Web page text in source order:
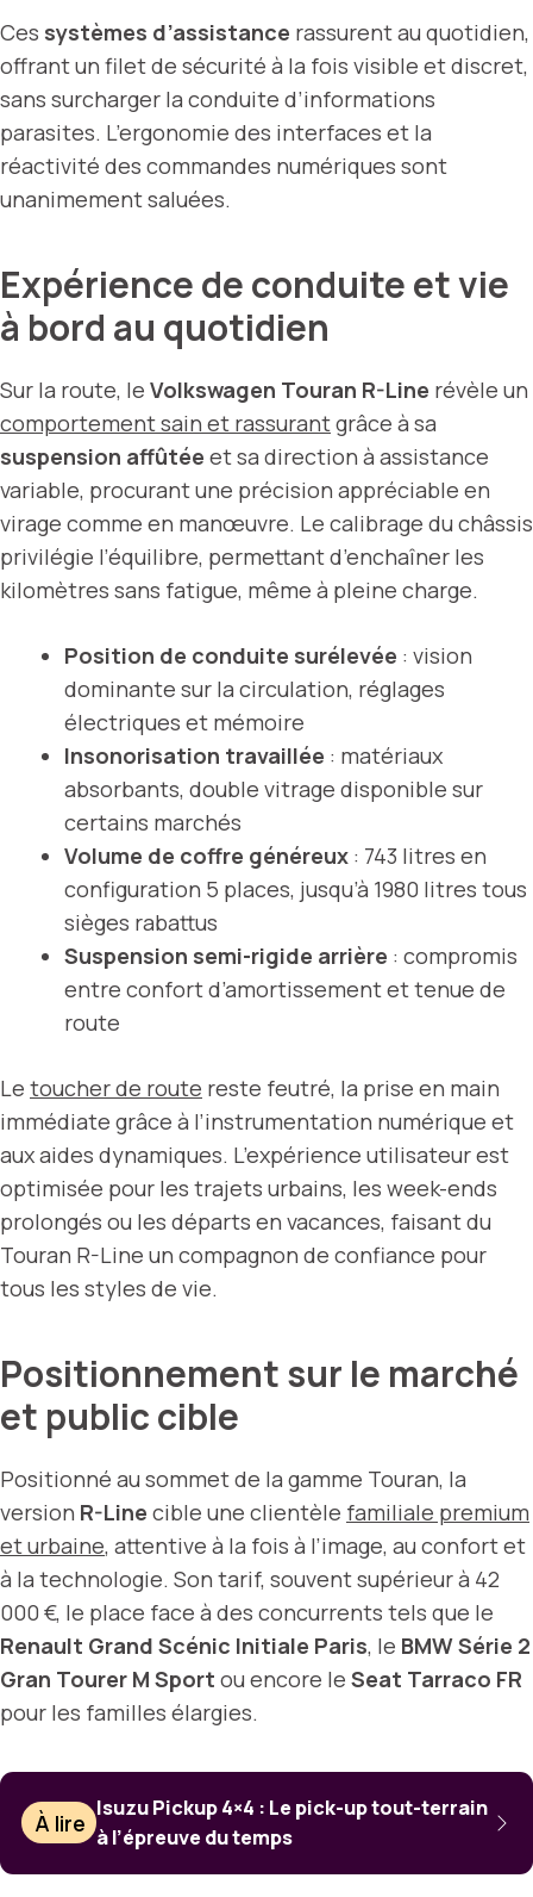
Ces systèmes d’assistance rassurent au quotidien,
offrant un filet de sécurité à la fois visible et discret,
sans surcharger la conduite d’informations
parasites. L’ergonomie des interfaces et la
réactivité des commandes numériques sont
unanimement saluées.
Expérience de conduite et vie
à bord au quotidien
Sur la route, le Volkswagen Touran R-Line révèle un
comportement sain et rassurantgrâce à sa
suspension affûtée et sa direction à assistance
variable, procurant une précision appréciable en
virage comme en manœuvre. Le calibrage du châssis
privilégie l’équilibre, permettant d’enchaîner les
kilomètres sans fatigue, même à pleine charge.
Position de conduite surélevée : vision
dominante sur la circulation, réglages
électriques et mémoire
Insonorisation travaillée : matériaux
absorbants, double vitrage disponible sur
certains marchés
Volume de coffre généreux : 743 litres en
configuration 5 places, jusqu’à 1980 litres tous
sièges rabattus
Suspension semi-rigide arrière : compromis
entre confort d’amortissement et tenue de
route
Le toucher de route reste feutré, la prise en main
immédiate grâce à l’instrumentation numérique et
aux aides dynamiques. L’expérience utilisateur est
optimisée pour les trajets urbains, les week-ends
prolongés ou les départs en vacances, faisant du
Touran R-Line un compagnon de confiance pour
tous les styles de vie.
Positionnement sur le marché
et public cible
Positionné au sommet de la gamme Touran, la
version R-Line cible une clientèle familiale premium
et urbaine, attentive à la fois à l’image, au confort et
à la technologie. Son tarif, souvent supérieur à 42
000 €, le place face à des concurrents tels que le
Renault Grand Scénic Initiale Paris, le BMW Série 2
Gran Tourer M Sport ou encore le Seat Tarraco FR
pour les familles élargies.
À lire
Isuzu Pickup 4×4 : Le pick-up tout-terrain
à l’épreuve du temps